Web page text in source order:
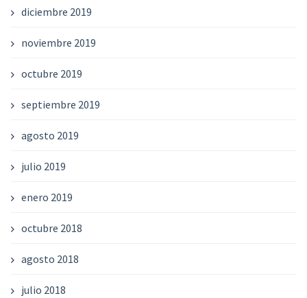
diciembre 2019
noviembre 2019
octubre 2019
septiembre 2019
agosto 2019
julio 2019
enero 2019
octubre 2018
agosto 2018
julio 2018